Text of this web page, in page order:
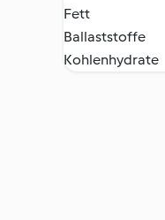
Fett
Ballaststoffe
Kohlenhydrate